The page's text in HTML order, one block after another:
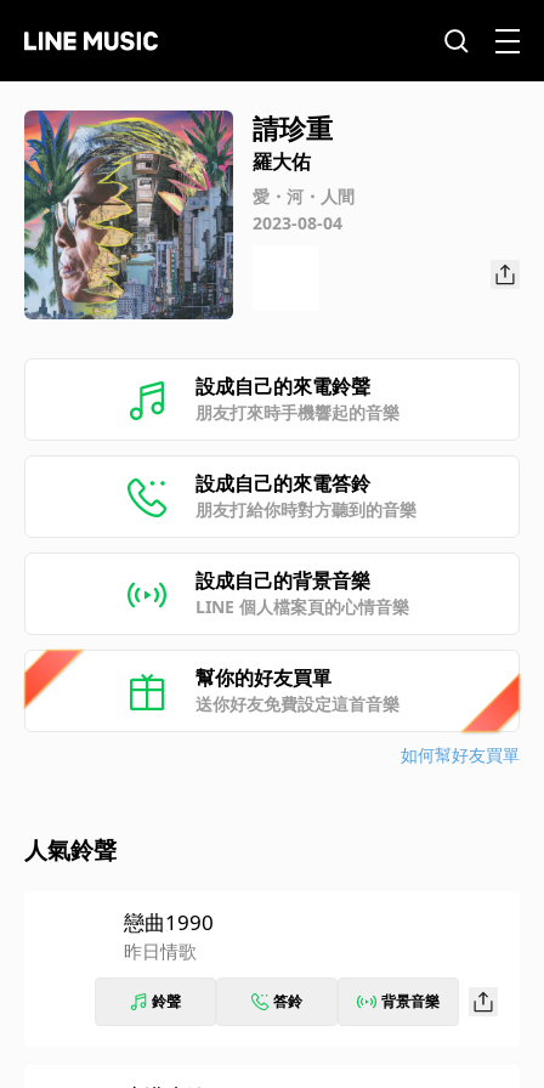
請珍重
羅大佑
愛・河・人間
2023-08-04
設成自己的來電鈴聲
朋友打來時手機響起的音樂
設成自己的來電答鈴
朋友打給你時對方聽到的音樂
設成自己的背景音樂
LINE 個人檔案頁的心情音樂
幫你的好友買單
送你好友免費設定這首音樂
如何幫好友買單
人氣鈴聲
戀曲1990
昨日情歌
鈴聲 答鈴 背景音樂